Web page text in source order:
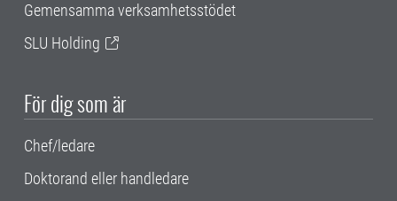
Gemensamma verksamhetsstödet
SLU Holding
För dig som är
Chef/ledare
Doktorand eller handledare